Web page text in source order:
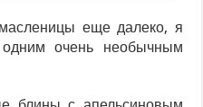
еще далеко, я
очень необычным